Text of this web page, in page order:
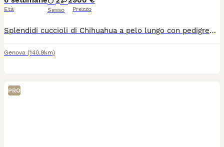
Età Sesso Prezzo
Splendidi cuccioli di Chihuahua a pelo lungo con pedigree ENCI Disponibili splendidi cuccioli di Chihuahua a pelo lungo, nati il 26/06/2026, allevati con amore in ambiente familiare. Entrambi i genitori sono muniti di pedigree ENCI e i cuccioli saranno ceduti solo dopo il compimento dell’età prevista dalla normativa. Disponibili: * 🩵 Maschi: €900 * 🩷 Femmine: €1.200 I cuccioli saranno consegnati con: ✔ Microchip ✔ Prima vaccinazione ✔ Sverminazioni effettuate ✔ Libretto sanitario ✔ Pedigree ENCI richiesto I cuccioli cresceranno in ambiente familiare, saranno abituati al contatto con le persone e con i bambini, ricevendo fin da piccoli le migliori cure. Per maggiori informazioni, foto o per fissare una visita, contattatemi in privato. Solo persone realmente interessate e amanti della razza.
Genova (140.9km)
PRO